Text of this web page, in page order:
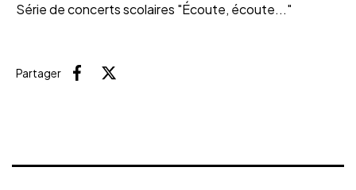
Série de concerts scolaires "Écoute, écoute..."
Partager FacebookX (Twitter)